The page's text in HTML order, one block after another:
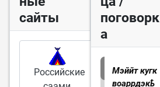
сайты
Российские
поговорк
а
Мэййт кугкь
воаррдэкҍ -